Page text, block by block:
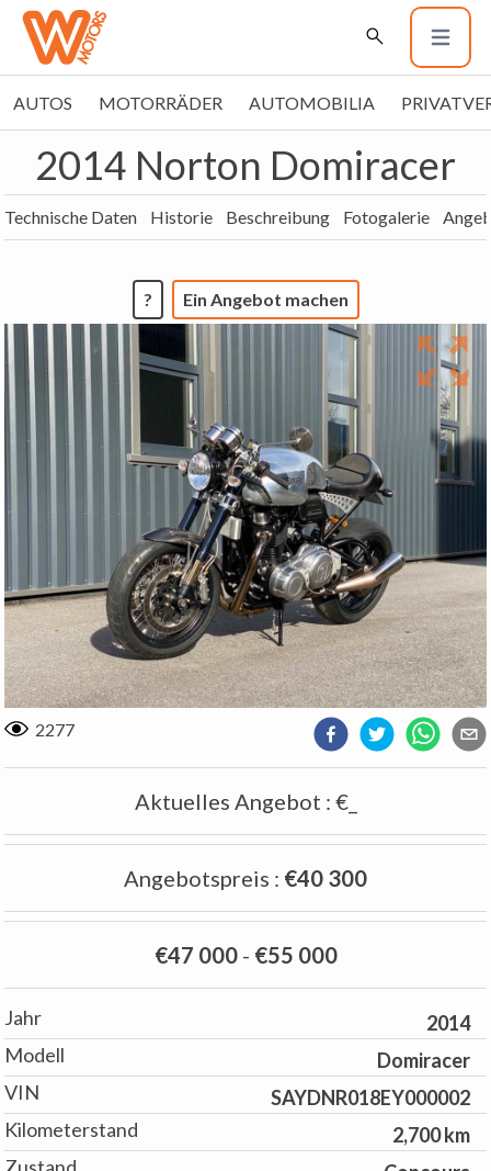
AUTOS MOTORRÄDER AUTOMOBILIA
2014 Norton Domiracer
Technische Daten Historie Beschreibung Fotogalerie
? Ein Angebot machen
2277
Aktuelles Angebot : €_
Angebotspreis : €40 300
€47 000- €55 000
Jahr
2014
Modell
Domiracer
VIN
SAYDNR018EY000002
Kilometerstand
2,700 km